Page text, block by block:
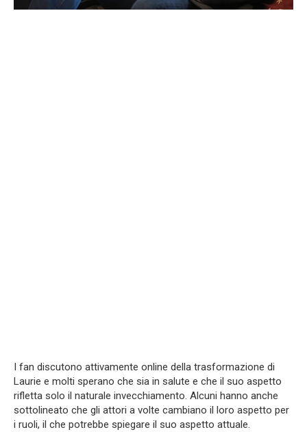
I fan discutono attivamente online della trasformazione di
Laurie e molti sperano che sia in salute e che il suo aspetto
rifletta solo il naturale invecchiamento. Alcuni hanno anche
sottolineato che gli attori a volte cambiano il loro aspetto per
i ruoli, il che potrebbe spiegare il suo aspetto attuale.